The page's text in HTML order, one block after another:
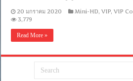
[MKV]
20 มกราคม 2020 Mini-HD,VIP,VIP
3,779
Read More »